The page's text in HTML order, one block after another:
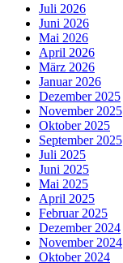
Juli 2026
Juni 2026
Mai 2026
April 2026
März 2026
Januar 2026
Dezember 2025
November 2025
Oktober 2025
September 2025
Juli 2025
Juni 2025
Mai 2025
April 2025
Februar 2025
Dezember 2024
November 2024
Oktober 2024